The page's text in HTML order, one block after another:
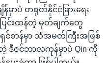
မှာပဲ တရုတ်နိုင်ငံခြားရေး
ြင်းထန်တဲ့ မှတ်ချက်တွေ
ရှင်တန်မှာ သံအမတ်ကြီးအဖြစ်
တဲ့ ဒီဇင်ဘာလကုန်မှာပဲ Qin ကို